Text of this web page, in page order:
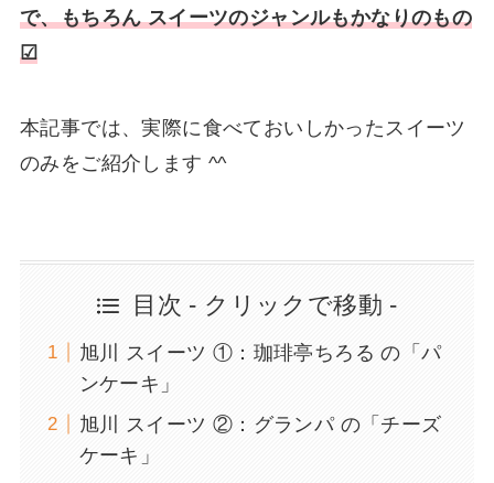
で、もちろん スイーツのジャンルもかなりのもの
☑
本記事では、実際に食べておいしかったスイーツ
のみをご紹介します ^^
目次 - クリックで移動 -
旭川 スイーツ ①：珈琲亭ちろる の「パ
ンケーキ」
旭川 スイーツ ②：グランパ の「チーズ
ケーキ」